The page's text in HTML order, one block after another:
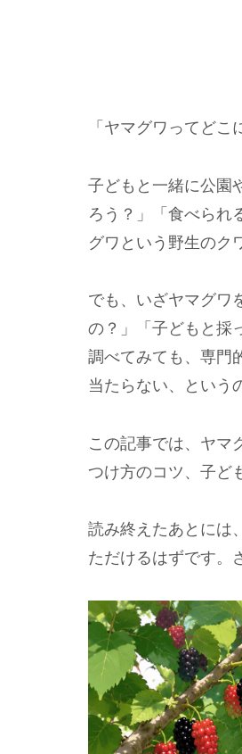
「ヤマグワってど
子どもと一緒に公園
ろう？」「食べられ
グワという野生のク
でも、いざヤマグワ
の？」「子どもと採
調べてみても、専門
当たらない、という
この記事では、ヤマ
つけ方のコツ、子ど
読み終えたあとには
ただけるはずです。